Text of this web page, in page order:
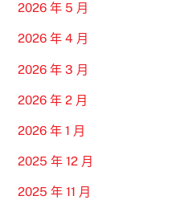
2026 年 5 月
2026 年 4 月
2026 年 3 月
2026 年 2 月
2026 年 1 月
2025 年 12 月
2025 年 11 月